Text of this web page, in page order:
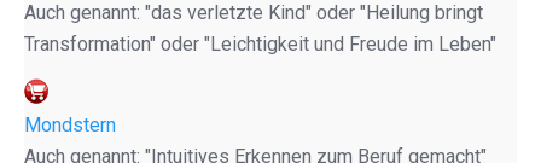
Auch genannt: "das verletzte Kind" oder "Heilung bringt
Transformation" oder "Leichtigkeit und Freude im Leben"
Mondstern
Auch genannt: "Intuitives Erkennen zum Beruf gemacht"